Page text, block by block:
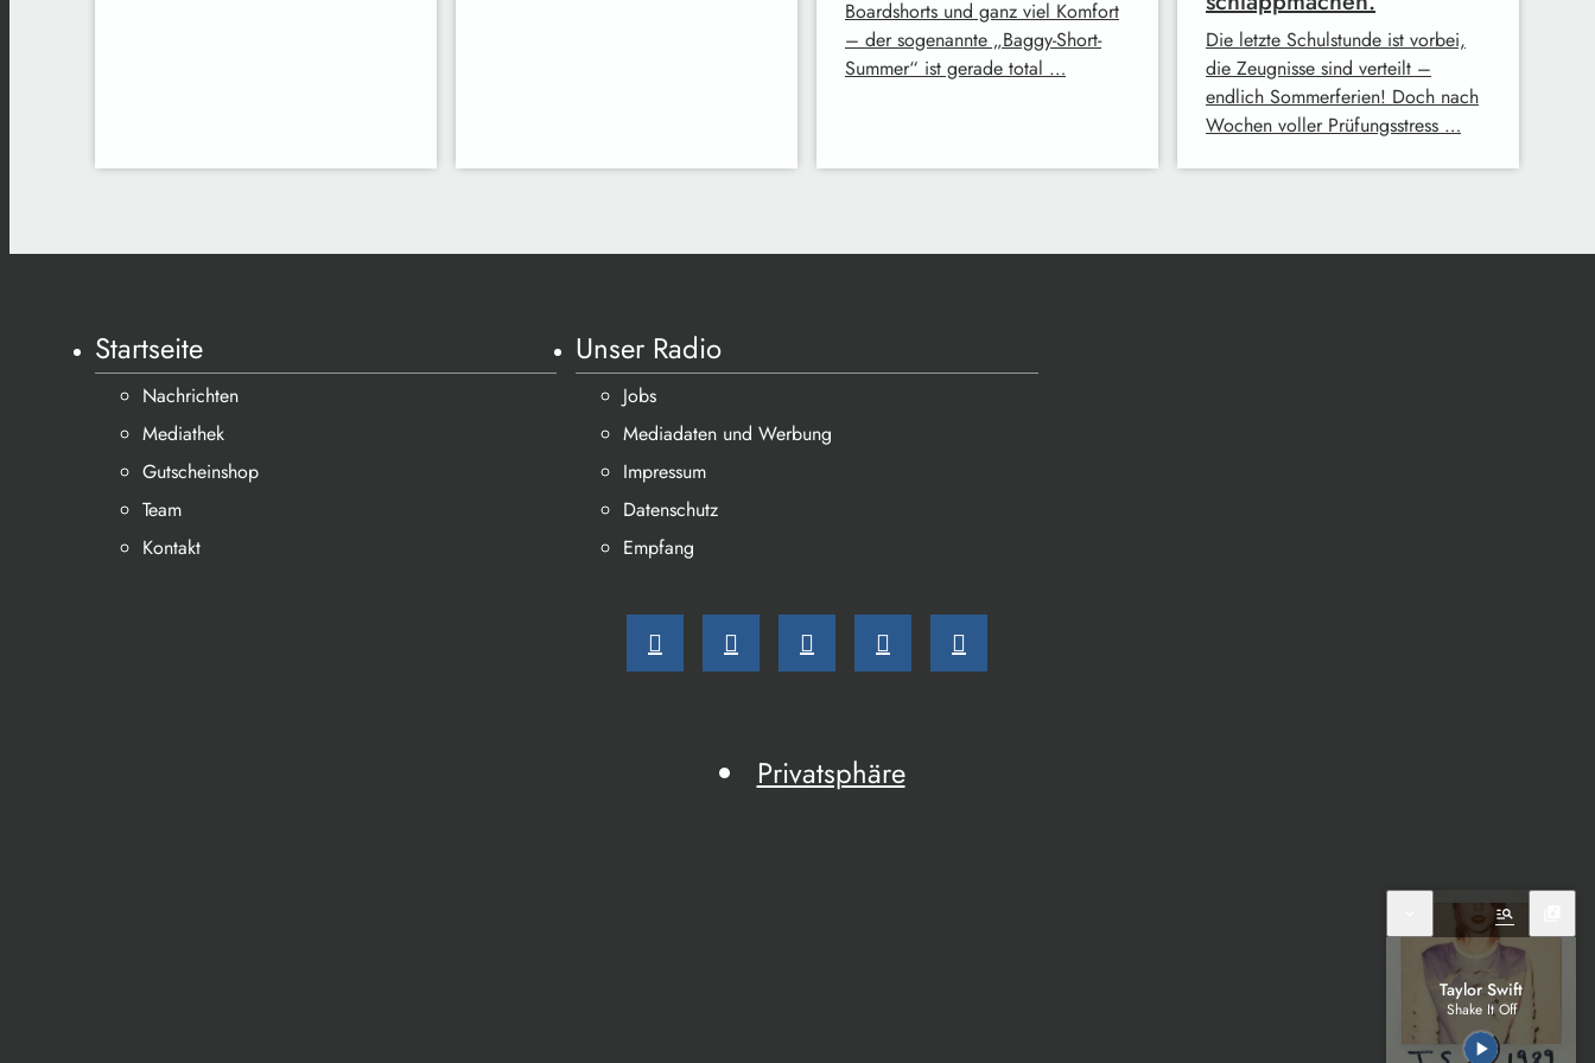
Boardshorts und ganz viel Komfort
– der sogenannte „Baggy-Short-
Summer“ ist gerade total …
Die letzte Schulstunde ist vorbei,
die Zeugnisse sind verteilt –
endlich Sommerferien! Doch nach
Wochen voller Prüfungsstress …
Startseite
Nachrichten
Mediathek
Gutscheinshop
Team
Kontakt
Unser Radio
Jobs
Mediadaten und Werbung
Impressum
Datenschutz
Empfang
Privatsphäre
manage_search
Taylor Swift
Shake It Off
play_arrow